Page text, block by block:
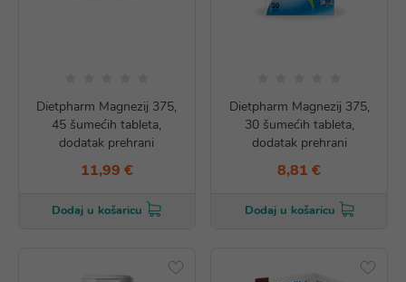
Dietpharm Magnezij 375,
45 šumećih tableta,
dodatak prehrani
11,99 €
Dodaj u košaricu
Dietpharm Magnezij 375,
30 šumećih tableta,
dodatak prehrani
8,81 €
Dodaj u košaricu